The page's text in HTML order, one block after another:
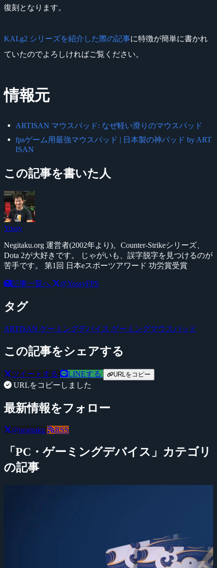
復刻となります。
KAI.g2 シリーズを紹介した際の記事に特徴が簡単に書かれ
ていたのでよろしければご覧ください。
情報元
ARTISAN マウスパッド: なぜ軽い滑りのマウスパッド
fpsゲーム用最強マウスパッド | 日本製の神パッド by ART
ISAN
この記事を書いた人
Yossy
Negitaku.org 運営者(2002年より)。Counter-Strikeシリーズ、
Dota 2が大好きです。 じゃがいも、誤字脱字を見つけるのが
苦手です。 第1回 日本eスポーツアワード 功労賞受賞
記事一覧へ @YossyFPS
タグ
ARTISAN ゲーミングデバイス ゲーミングマウスパッド
この記事をシェアする
ツイートする LINEする URLをコピー
URLをコピーしました
最新情報をフォロー
@negitaku RSS
「PC・ゲーミングデバイス」カテゴリ
の記事